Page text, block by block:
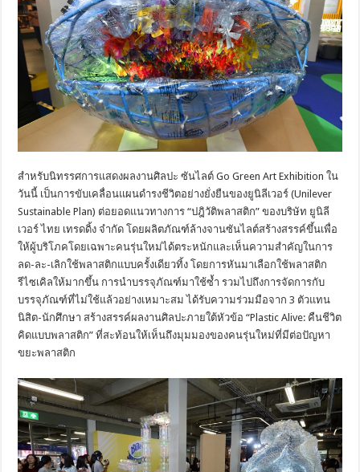
สำหรับนิทรรศการแสดงผลงานศิลปะ ซันไลต์ Go Green Art Exhibition ใน
วันนี้ เป็นการขับเคลื่อนแผนดำรงชีวิตอย่างยั่งยืนของยูนิลีเวอร์ (Unilever
Sustainable Plan) ต่อยอดแนวทางการ “ปฎิวัติพลาสติก” ของบริษัท ยูนิลี
เวอร์ ไทย เทรดดิ้ง จำกัด โดยผลิตภัณฑ์ล้างจานซันไลต์สร้างสรรค์ขึ้นเพื่อ
ให้ผู้บริโภคโดยเฉพาะคนรุ่นใหม่ได้ตระหนักและเห็นความสำคัญในการ
ลด-ละ-เลิกใช้พลาสติกแบบครั้งเดียวทิ้ง โดยการหันมาเลือกใช้พลาสติก
รีไซเคิลให้มากขึ้น การนำบรรจุภัณฑ์มาใช้ซ้ำ รวมไปถึงการจัดการกับ
บรรจุภัณฑ์ที่ไม่ใช้แล้วอย่างเหมาะสม ได้รับความร่วมมือจาก 3 ตัวแทน
นิสิต-นักศึกษา สร้างสรรค์ผลงานศิลปะภายใต้หัวข้อ “Plastic Alive: คืนชีวิต
คิดแบบพลาสติก” ที่สะท้อนให้เห็นถึงมุมมองของคนรุ่นใหม่ที่มีต่อปัญหา
ขยะพลาสติก